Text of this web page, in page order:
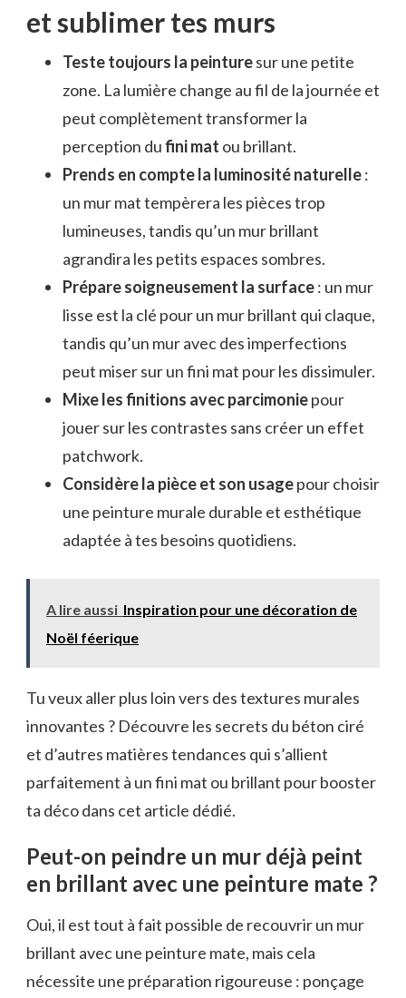
et sublimer tes murs
Teste toujours la peinturesur une petite
zone. La lumière change au fil de la journée et
peut complètement transformer la
perception dufini mat ou brillant.
Prends en compte la luminosité naturelle:
un mur mat tempèrera les pièces trop
lumineuses, tandis qu’un mur brillant
agrandira les petits espaces sombres.
Prépare soigneusement la surface: un mur
lisse est la clé pour un mur brillant qui claque,
tandis qu’un mur avec des imperfections
peut miser sur un fini mat pour les dissimuler.
Mixe les finitions avec parcimoniepour
jouer sur les contrastes sans créer un effet
patchwork.
Considère la pièce et son usagepour choisir
une peinture murale durable et esthétique
adaptée à tes besoins quotidiens.
A lire aussi Inspiration pour une décoration de
Noël féerique
Tu veux aller plus loin vers des textures murales
innovantes ? Découvre les secrets du béton ciré
et d’autres matières tendances qui s’allient
parfaitement à un fini mat ou brillant pour booster
ta déco dans cet article dédié.
Peut-on peindre un mur déjà peint
en brillant avec une peinture mate ?
Oui, il est tout à fait possible de recouvrir un mur
brillant avec une peinture mate, mais cela
nécessite une préparation rigoureuse : ponçage